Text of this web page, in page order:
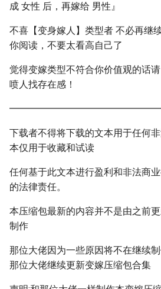
成 女性 后，再嫁给 男性』
不喜【变身嫁人】类型者 不必再继
你阅读，不要太看高自己了
觉得变嫁类型不符合你价值观的话
喷人找存在感！
下载者不得将下载的文本用于任何
本仅用于收藏和试读
任何基于此文本进行盈利和非法商
的法律责任。
本压缩包最新的内容并不是由之前
制作
那位大佬因为一些原因将不在继续
那位大佬继续更新变嫁压缩包合集